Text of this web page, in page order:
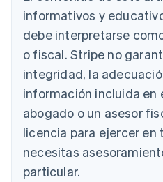
informativos y
debe interpretarse
o fiscal. Stripe no
integridad, la
información incluida en
abogado o un asesor
licencia para ejercer en
necesitas
particular.
DeutschEnglish
Australia
Austria
DeutschEnglish
Bélgica
Nederlands FrançaisDeutsch
Brasil
Português English
Bulgaria
English
Canadá